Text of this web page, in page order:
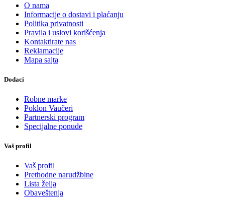
O nama
Informacije o dostavi i plaćanju
Politika privatnosti
Pravila i uslovi korišćenja
Kontaktirate nas
Reklamacije
Mapa sajta
Dodaci
Robne marke
Poklon Vaučeri
Partnerski program
Specijalne ponude
Vaš profil
Vaš profil
Prethodne narudžbine
Lista želja
Obaveštenja